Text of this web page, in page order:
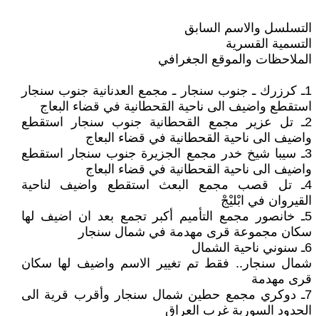
التسلسل والاسم السابق
التسمية القسرية
الملاحظات والموقع الجغرافي
1ـ كرزرك ـ جنوب سنجار ـ مجمع العدنانية جنوب سنجار
استقطع واضيف الى ناحية القحطانية في قضاء البعاج
2ـ تل عزير مجمع القحطانية جنوب سنجار استقطع
واضيف الى ناحية القحطانية في قضاء البعاج
3ـ سيبا شيخ خدر مجمع الجزيرة جنوب سنجار استقطع
واضيف الى ناحية القحطانية في قضاء البعاج
4ـ تل قصب مجمع البعث استقطع واضيف لناحية
القيروان في ابْليْجْ
5ـ خانصور مجمع التأميم أكبر تجمع بعد ان اضيف لها
سكان مجموعة قرى مهدمة في شمال سنجار
6ـ سنوني ناحية الشمال
شمال سنجار.. فقط تم تغيير الاسم واضيف لها سكان
قرى مهدمة
7ـ دوكري مجمع حطين شمال سنجار وأقرب قرية الى
الحدود السورية غرب العراق